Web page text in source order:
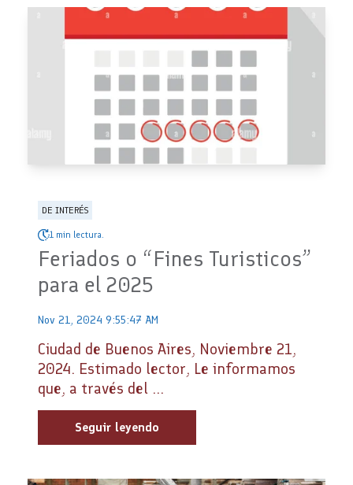
DE INTERÉS
1 min lectura.
Feriados o “Fines Turisticos”
para el 2025
Nov 21, 2024 9:55:47 AM
Ciudad de Buenos Aires, Noviembre 21,
2024. Estimado lector, Le informamos
que, a través del ...
Seguir leyendo